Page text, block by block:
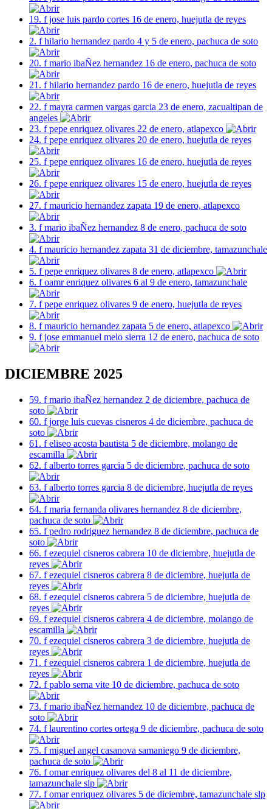
19. f jose luis pardo cortes 16 de enero, huejutla de reyes
2. f hilario hernandez pardo 4 y 5 de enero, pachuca de soto
20. f mario ibaÑez hernandez 16 de enero, pachuca de soto
21. f hilario hernandez pardo 16 de enero, huejutla de reyes
22. f mayra carmen vargas garcia 23 de enero, zacualtipan de
angeles
23. f pepe enriquez olivares 22 de enero, atlapexco
24. f pepe enriquez olivares 20 de enero, huejutla de reyes
25. f pepe enriquez olivares 16 de enero, huejutla de reyes
26. f pepe enriquez olivares 15 de enero, huejutla de reyes
27. f mauricio hernandez zapata 19 de enero, atlapexco
3. f mario ibaÑez hernandez 8 de enero, pachuca de soto
4. f mauricio hernandez zapata 31 de diciembre, tamazunchale
5. f pepe enriquez olivares 8 de enero, atlapexco
6. f oamr enriquez olivares 6 al 9 de enero, tamazunchale
7. f pepe enriquez olivares 9 de enero, huejutla de reyes
8. f mauricio hernandez zapata 5 de enero, atlapexco
9. f jose emmanuel melo sierra 12 de enero, pachuca de soto
DICIEMBRE 2025
59. f mario ibaÑez hernandez 2 de diciembre, pachuca de
soto
60. f jorge luis cuevas cisneros 4 de diciembre, pachuca de
soto
61. f eliseo acosta bautista 5 de diciembre, molango de
escamilla
62. f alberto torres garcia 5 de diciembre, pachuca de soto
63. f alberto torres garcia 8 de diciembre, huejutla de reyes
64. f maria fernanda olivares hernandez 8 de diciembre,
pachuca de soto
65. f pedro rodriguez hernandez 8 de diciembre, pachuca de
soto
66. f ezequiel cisneros cabrera 10 de diciembre, huejutla de
reyes
67. f ezequiel cisneros cabrera 8 de diciembre, huejutla de
reyes
68. f ezequiel cisneros cabrera 5 de diciembre, huejutla de
reyes
69. f ezequiel cisneros cabrera 4 de diciembre, molango de
escamilla
70. f ezequiel cisneros cabrera 3 de diciembre, huejutla de
reyes
71. f ezequiel cisneros cabrera 1 de diciembre, huejutla de
reyes
72. f pablo serna vite 10 de diciembre, pachuca de soto
73. f mario ibaÑez hernandez 10 de diciembre, pachuca de
soto
74. f laurentino cortes ortega 9 de diciembre, pachuca de soto
75. f miguel angel casanova samaniego 9 de diciembre,
pachuca de soto
76. f omar enriquez olivares del 8 al 11 de diciembre,
tamazunchale slp
77. f omar enriquez olivares 5 de diciembre, tamazunchale slp